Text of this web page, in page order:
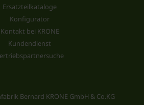
Ersatzteilkataloge
Konfigurator
Kontakt bei KRONE
Kundendienst
Bernard KRONE GmbH & Co.KG